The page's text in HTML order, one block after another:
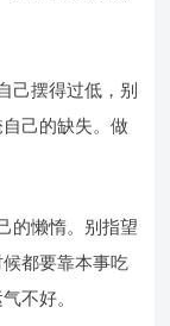
己摆得过低，别
己的缺失。做
的懒惰。别指望
都要靠本事吃
不好。